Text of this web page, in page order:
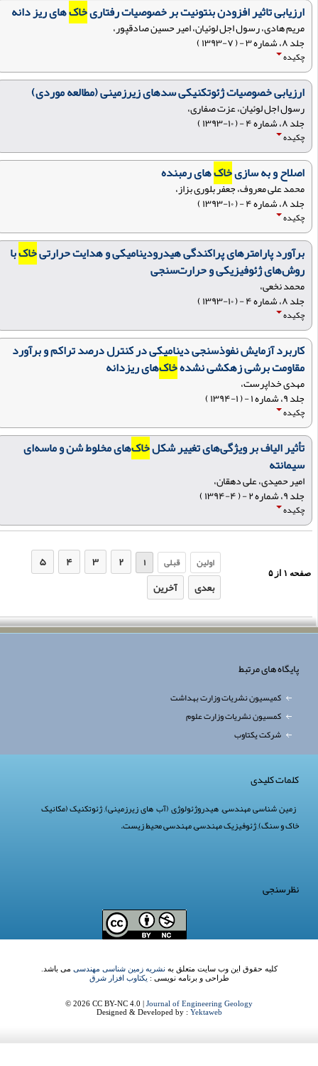
ارزیابی تاثیر افزودن بنتونیت بر خصوصیات رفتاریخاکهای ریز دانه
مریم هادی، رسول اجل لوئیان، امیر حسین صادقپور،
جلد ۸، شماره ۳ - ( ۷-۱۳۹۳ )
چکیده
ارزیابی خصوصیات ژئوتکنیکی سدهای زیرزمینی (مطالعه موردی)
رسول اجل لوئیان، عزت صفاری،
جلد ۸، شماره ۴ - ( ۱۰-۱۳۹۳ )
چکیده
اصلاح و به سازیخاکهای رمبنده
محمد علی معروف، جعفر بلوری بزاز،
جلد ۸، شماره ۴ - ( ۱۰-۱۳۹۳ )
چکیده
برآورد پارامترهای پراکندگی هیدرودینامیکی و هدایت حرارتیخاکبا
روش‌های ژئوفیزیکی و حرارت‌سنجی
محمد نخعی،
جلد ۸، شماره ۴ - ( ۱۰-۱۳۹۳ )
چکیده
کاربرد آزمایش نفوذسنجی دینامیکی در کنترل درصد تراکم و برآورد
مقاومت برشی زهکشی نشدهخاک‌های ریزدانه
مهدی خداپرست،
جلد ۹، شماره ۱ - ( ۱-۱۳۹۴ )
چکیده
تأثیر الیاف بر ویژگی‌های تغییر شکلخاک‌های مخلوط شن و ماسه‌ای
سیمانته
امیر حمیدی، علی دهقان،
جلد ۹، شماره ۲ - ( ۴-۱۳۹۴ )
چکیده
۱از ۵
اولین قبلی
بعدی
آخرین
پایگاه های مرتبط
کمیسیون نشریات وزارت بهداشت
کمسیون نشریات وزارت علوم
شرکت یکتاوب
کلمات کلیدی
زمین شناسی مهندسی,هیدروژئولوژی (آب های زیرزمینی),ژئوتکنیک (مکانیک
خاک و سنگ),ژئوفیزیک مهندسی,مهندسی محیط زیست.
نظرسنجی
کلیه حقوق این وب سایت متعلق به نشریه زمین شناسی مهندسیمی باشد.
طراحی و برنامه نویسی : یکتاوب افزار شرق
© 2026 CC BY-NC 4.0 |Journal of Engineering Geology
Designed & Developed by :Yektaweb